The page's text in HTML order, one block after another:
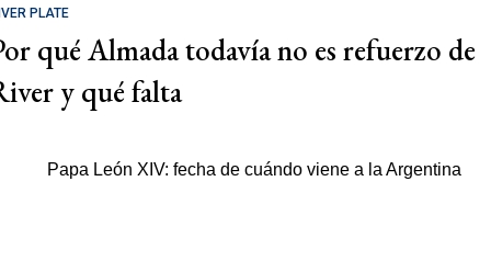
PLATE
qué Almada todavía no es refuerzo de
y qué falta